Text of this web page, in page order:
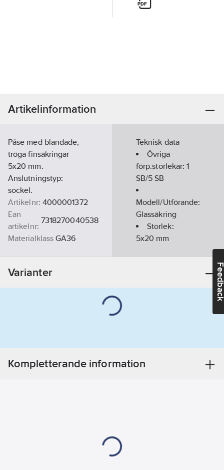
Artikelinformation
Påse med blandade,
tröga finsäkringar
5x20 mm.
Anslutningstyp:
sockel.
Artikelnr: 4000001372
Ean
artikelnr:
7318270040538
Materialklass GA36
Teknisk data
Övriga
förp.storlekar:1
SB/5 SB
Modell/Utförande:
Glassäkring
Storlek:
5x20 mm
Utlösningskarakteristik:
Nej
Spänningstyp:
AC/DC
Varianter
Kompletterande information